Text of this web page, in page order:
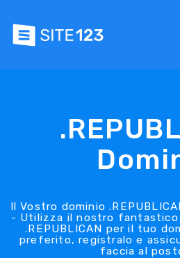
Il Vostro dominio
- Utilizza il nostro fantastico
.REPUBLICAN per il tuo
preferito, registralo e
faccia al